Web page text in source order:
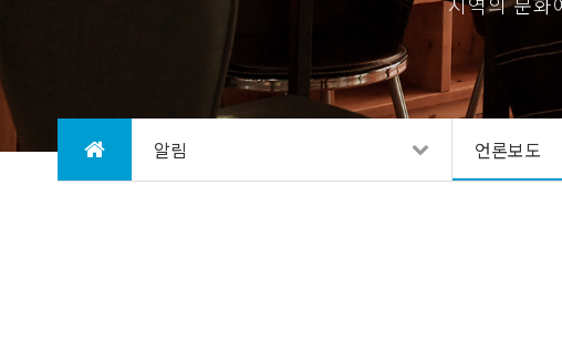
지역의 문화
알림 언론보도